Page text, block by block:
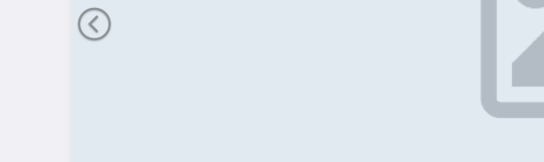
قبلی